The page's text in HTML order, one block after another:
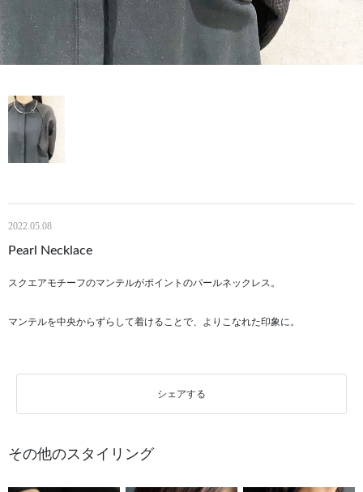
2022.05.08
Pearl Necklace
スクエアモチーフのマンテルがポイントのパールネックレス。
マンテルを中央からずらして着けることで、よりこなれた印象に。
シェアする
その他のスタイリング